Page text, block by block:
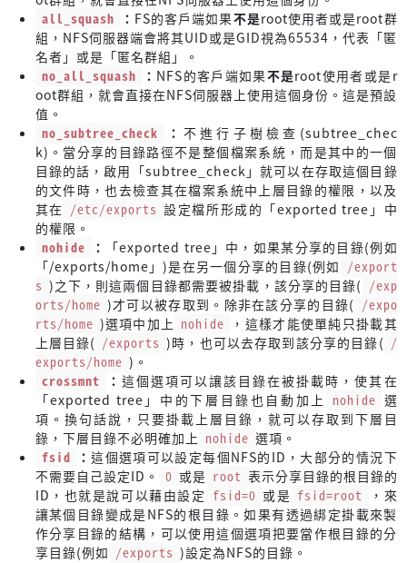
all_squash
： FS的客戶端如果不是root使用者或是root群
組，NFS伺服器端會將其UID或是GID視為65534，代表「匿
名者」或是「匿名群組」。
no_all_squash
： NFS的客戶端如果不是root使用者或是r
oot群組，就會直接在NFS伺服器上使用這個身份。這是預設
值。
no_subtree_check
： 不進行子樹檢查(subtree_chec
k)。當分享的目錄路徑不是整個檔案系統，而是其中的一個
目錄的話，啟用「subtree_check」就可以在存取這個目錄
的文件時，也去檢查其在檔案系統中上層目錄的權限，以及
其在 /etc/exports 設定檔所形成的「exported tree」中
的權限。
nohide
：
「exported tree」中，如果某分享的目錄(例如
「/exports/home」)是在另一個分享的目錄(例如 /export
s )之下，則這兩個目錄都需要被掛載，該分享的目錄( /exp
orts/home )才可以被存取到。除非在該分享的目錄( /expo
rts/home )選項中加上 nohide
，這樣才能使單純只掛載其
上層目錄( /exports )時，也可以去存取到該分享的目錄( /
exports/home )。
crossmnt
： 這個選項可以讓該目錄在被掛載時，使其在
「exported tree」中的下層目錄也自動加上 nohide 選
項。換句話說，只要掛載上層目錄，就可以存取到下層目
錄，下層目錄不必明確加上 nohide 選項。
fsid
：這個選項可以設定每個NFS的ID，大部分的情況下
不需要自己設定ID。
0 或是 root 表示分享目錄的根目錄的
ID，也就是說可以藉由設定 fsid=0 或是 fsid=root
，來
讓某個目錄變成是NFS的根目錄。如果有透過綁定掛載來製
作分享目錄的結構，可以使用這個選項把要當作根目錄的分
享目錄(例如 /exports )設定為NFS的目錄。